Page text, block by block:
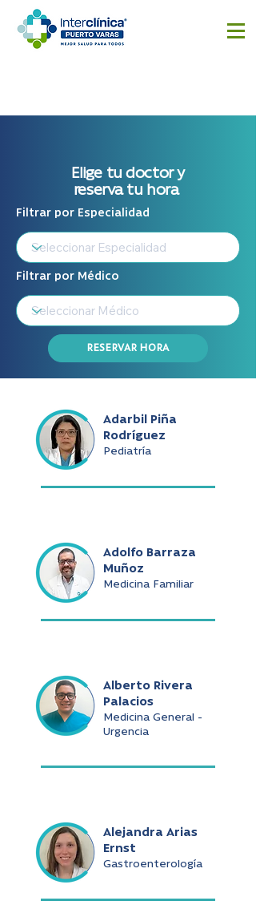
Elige tu doctor y
reserva tu hora
Filtrar por Especialidad
Filtrar por Médico
RESERVAR HORA
Adarbil Piña
Rodríguez
Pediatría
Adolfo Barraza
Muñoz
Medicina Familiar
Alberto Rivera
Palacios
Medicina General -
Urgencia
Alejandra Arias
Ernst
Gastroenterología